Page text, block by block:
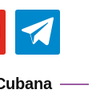
telegram